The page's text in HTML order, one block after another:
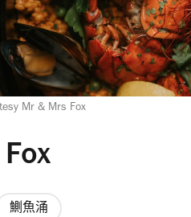
Mr & Mrs Fox
鰂魚涌